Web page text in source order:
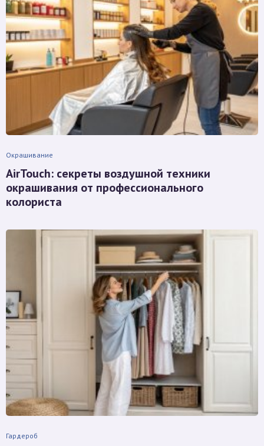
Окрашивание
AirTouch: секреты воздушной техники
окрашивания от профессионального
колориста
Гардероб